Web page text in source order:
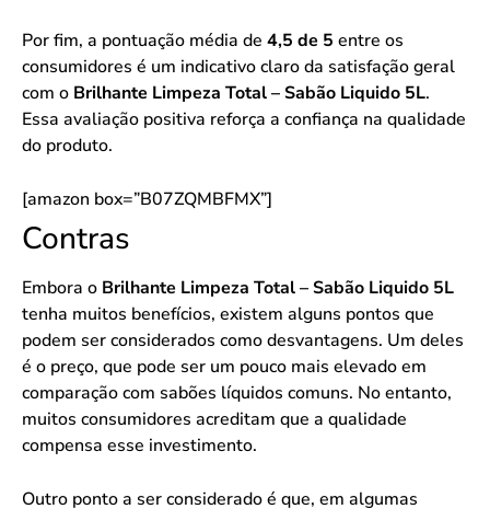
Por fim, a pontuação média de 4,5 de 5 entre os
consumidores é um indicativo claro da satisfação geral
com o Brilhante Limpeza Total – Sabão Liquido 5L.
Essa avaliação positiva reforça a confiança na qualidade
do produto.
[amazon box=”B07ZQMBFMX”]
Contras
Embora o Brilhante Limpeza Total – Sabão Liquido 5L
tenha muitos benefícios, existem alguns pontos que
podem ser considerados como desvantagens. Um deles
é o preço, que pode ser um pouco mais elevado em
comparação com sabões líquidos comuns. No entanto,
muitos consumidores acreditam que a qualidade
compensa esse investimento.
Outro ponto a ser considerado é que, em algumas